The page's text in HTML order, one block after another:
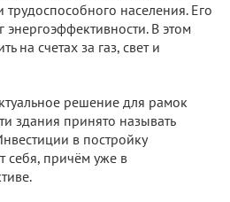
трудоспособного населения. Его
В этом
на счетах за газ, свет и
решение для рамок
здания принято называть
в постройку
себя, причём уже в